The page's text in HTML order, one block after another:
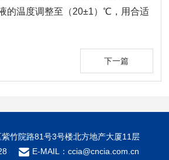
的温度调整至（20±1）℃，用合适
下一篇
竹院路81号3号楼北方地产大厦11层
E-MAIL：ccia@cncia.com.cn